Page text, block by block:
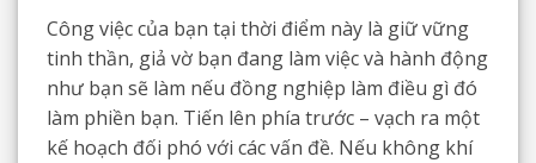
Công việc của bạn tại thời điểm này là giữ vững
tinh thần, giả vờ bạn đang làm việc và hành động
như bạn sẽ làm nếu đồng nghiệp làm điều gì đó
làm phiền bạn. Tiến lên phía trước – vạch ra một
kế hoạch đối phó với các vấn đề. Nếu không khí